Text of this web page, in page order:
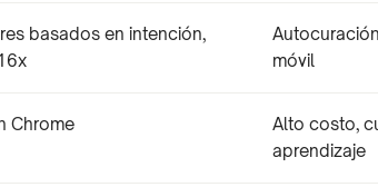
basados en intención,
móvil
Chrome
Alto costo,
aprendizaje